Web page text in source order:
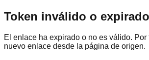
Token inválido o expirado
El enlace ha expirado o no es válido. Por
nuevo enlace desde la página de origen.